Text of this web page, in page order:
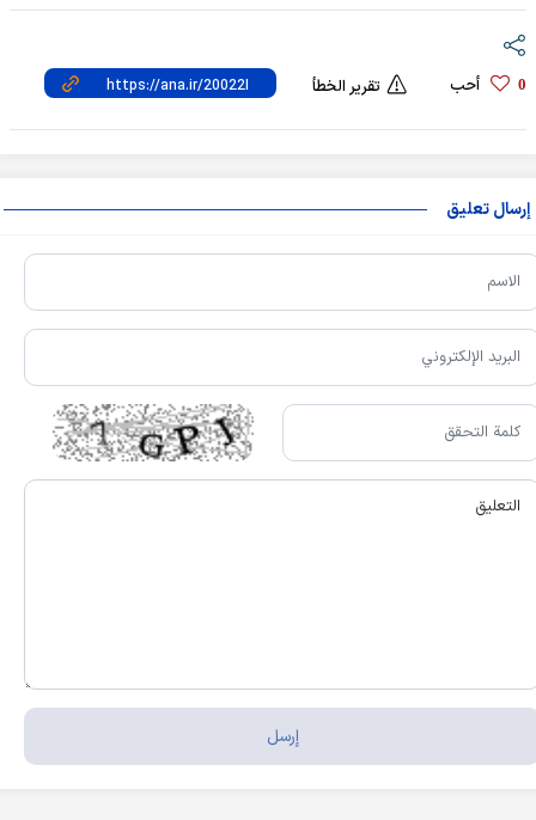
0 أحب تقرير الخطأ
إرسال تعليق